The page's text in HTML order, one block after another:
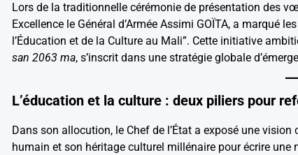
Lors de la traditionnelle cérémonie de présentation des
Excellence le Général d’Armée Assimi GOÏTA, a marqué
l’Éducation et de la Culture au Mali”. Cette initiative
san 2063 ma, s’inscrit dans une stratégie globale
L’éducation et la culture : deux piliers pour
Dans son allocution, le Chef de l’État a exposé une
humain et son héritage culturel millénaire pour écrire une